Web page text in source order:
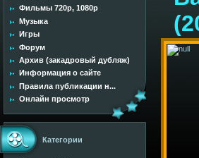
Фильмы 720p, 1080p
Музыка
Игры
Форум
Архив (закадровый дубляж)
Информация о сайте
Правила публикации н...
Онлайн просмотр
Категории